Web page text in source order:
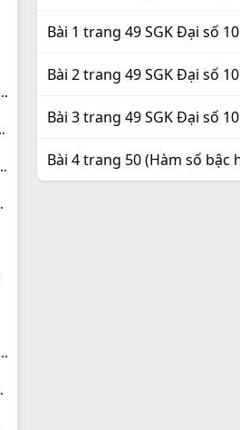
10 (Cơ bản)
(CƠ BẢN)
TẬP HỢP
BẬC HAI
số bậc nhất và bậc hai
TRÌNH
Bài 1 trang 49 SGK Đại số 10
Bài 2 trang 49 SGK Đại số 10
Bài 3 trang 49 SGK Đại số 10
Bài 4 trang 50 (Hàm số bậc